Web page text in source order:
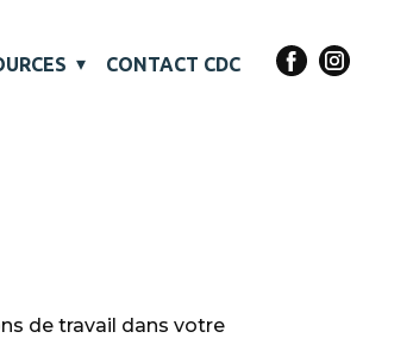
CONTACT CDC
de travail dans votre